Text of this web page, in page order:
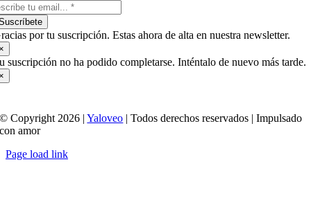
por tu suscripción. Estas ahora de alta en nuestra newsletter.
suscripción no ha podido completarse. Inténtalo de nuevo más tarde.
© Copyright 2026 |Yaloveo | Todos derechos reservados | Impulsado
con amor
Page load link